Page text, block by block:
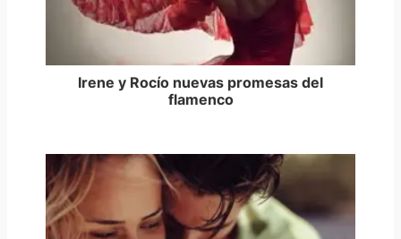
Irene y Rocío nuevas promesas del
flamenco